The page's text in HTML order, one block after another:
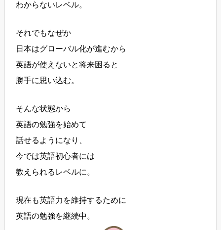
わからないレベル。
それでもなぜか
日本はグローバル化が進むから
英語が使えないと将来困ると
勝手に思い込む。
そんな状態から
英語の勉強を始めて
話せるようになり、
今では英語初心者には
教えられるレベルに。
現在も英語力を維持するために
英語の勉強を継続中。